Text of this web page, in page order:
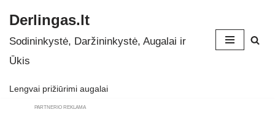
Skip
to
Derlingas.lt
Sodininkystė, Daržininkystė, Augalai ir
Ūkis
Lengvai prižiūrimi augalai
PARTNERIO REKLAMA